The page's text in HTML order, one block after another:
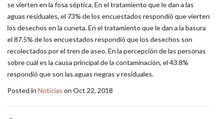
se vierten en la fosa séptica. En el tratamiento que le dan a las
aguas residuales, el 73% de los encuestados respondió que vierten
los desechos en la cuneta. En el tratamiento que le dan a la basura
el 87.5% de los encuestados respondió que los desechos son
recolectados por el tren de aseo. En la percepción de las personas
sobre cuál es la causa principal de la contaminación, el 43.8%
respondió que son las aguas negras y residuales.
Posted in Noticias on Oct 22, 2018